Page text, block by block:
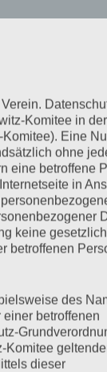
dem Radio
17 des
Obens für
mehr ...
Komitee in der
Eine
ohne
eine betroffene
in
keine
betroffenen
des
betroffenen
Komitee
dieser